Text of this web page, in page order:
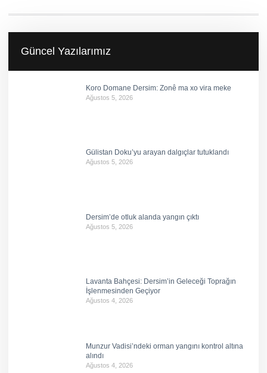
Güncel Yazılarımız
Koro Domane Dersim: Zonê ma xo vira meke
Ağustos 5, 2026
Gülistan Doku’yu arayan dalgıçlar tutuklandı
Ağustos 5, 2026
Dersim’de otluk alanda yangın çıktı
Ağustos 5, 2026
Lavanta Bahçesi: Dersim’in Geleceği Toprağın
İşlenmesinden Geçiyor
Ağustos 4, 2026
Munzur Vadisi’ndeki orman yangını kontrol altına
alındı
Ağustos 4, 2026